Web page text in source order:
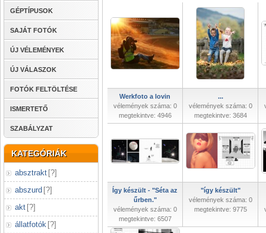
GÉPTÍPUSOK
SAJÁT FOTÓK
ÚJ VÉLEMÉNYEK
ÚJ VÁLASZOK
FOTÓK FELTÖLTÉSE
ISMERTETŐ
SZABÁLYZAT
KATEGÓRIÁK
absztrakt [?]
abszurd [?]
akt [?]
állatfotók [?]
Werkfoto a lovin
vélemények száma: 0
megtekintve: 4946
...
vélemények száma: 0
megtekintve: 3684
Így készült - "Séta az
űrben."
vélemények száma: 0
megtekintve: 6507
"így készült"
vélemények száma: 0
megtekintve: 9775